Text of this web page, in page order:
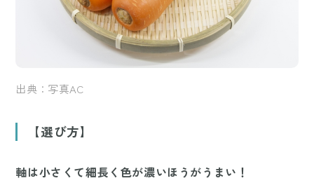
出典：写真AC
【選び方】
軸は小さくて細長く色が濃いほうがうまい！